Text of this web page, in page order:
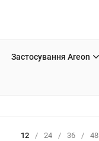
Застосування Areon
12 / 24 / 36 / 48